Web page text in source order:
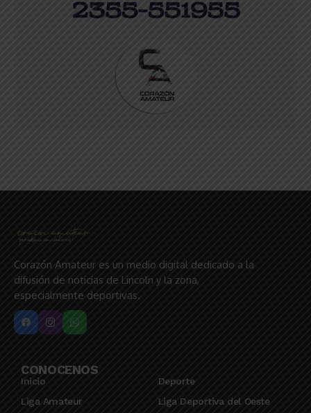
Corazón Amateur es un medio digital dedicado a la
difusión de noticias de Lincoln y la zona,
especialmente deportivas.
CONOCENOS
Inicio
Deporte
Liga Amateur
Liga Deportiva del Oeste